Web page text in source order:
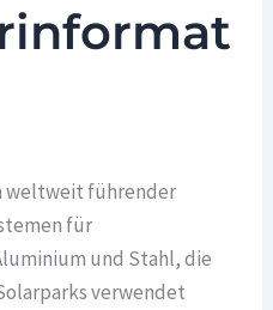
weltweit führender
für
und Stahl, die
verwendet